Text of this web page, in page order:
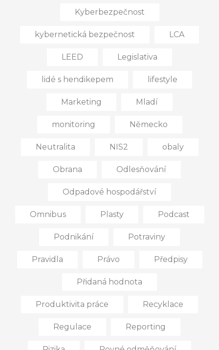
Kyberbezpečnost
kybernetická bezpečnost LCA
LEED Legislativa
lidé s hendikepem lifestyle
Marketing Mladí
monitoring Německo
Neutralita NIS2 obaly
Obrana Odlesňování
Odpadové hospodářství
Omnibus Plasty Podcast
Podnikání Potraviny
Pravidla Právo Předpisy
Přidaná hodnota
Produktivita práce Recyklace
Regulace Reporting